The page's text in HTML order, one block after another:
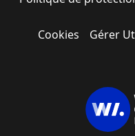
Cookies Gérer